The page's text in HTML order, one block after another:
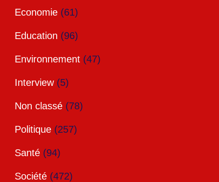
Economie (61)
Education (96)
Environnement (47)
Interview(5)
Non classé (78)
Politique (257)
Santé (94)
Société (472)